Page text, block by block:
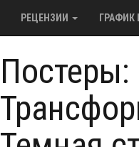
РЕЦЕНЗИИ ГРАФИК
Постеры: